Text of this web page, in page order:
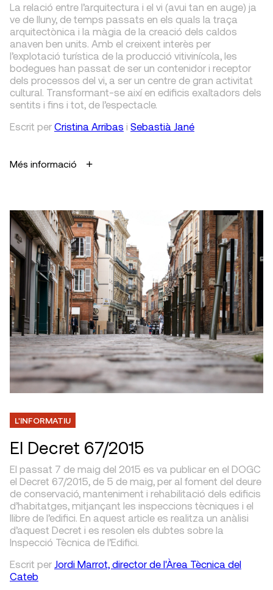
La relació entre l’arquitectura i el vi (avui tan en auge) ja
ve de lluny, de temps passats en els quals la traça
arquitectònica i la màgia de la creació dels caldos
anaven ben units. Amb el creixent interès per
l’explotació turística de la producció vitivinícola, les
bodegues han passat de ser un contenidor i receptor
dels processos del vi, a ser un centre de gran activitat
cultural. Transformant-se així en edificis exaltadors dels
sentits i fins i tot, de l’espectacle.
Escrit per Cristina Arribas i Sebastià Jané
Més informació
L'INFORMATIU
El Decret 67/2015
El passat 7 de maig del 2015 es va publicar en el DOGC
el Decret 67/2015, de 5 de maig, per al foment del deure
de conservació, manteniment i rehabilitació dels edificis
d’habitatges, mitjançant les inspeccions tècniques i el
llibre de l’edifici. En aquest article es realitza un anàlisi
d’aquest Decret i es resolen els dubtes sobre la
Inspecció Tècnica de l’Edifici.
Escrit per Jordi Marrot, director de l'Àrea Tècnica del
Cateb